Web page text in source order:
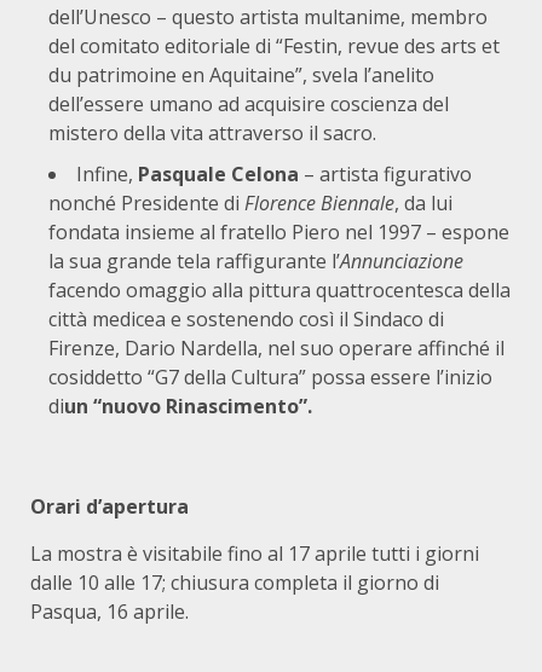
dell’Unesco – questo artista multanime, membro
del comitato editoriale di “Festin, revue des arts et
du patrimoine en Aquitaine”, svela l’anelito
dell’essere umano ad acquisire coscienza del
mistero della vita attraverso il sacro.
Infine, Pasquale Celona – artista figurativo
nonché Presidente di Florence Biennale, da lui
fondata insieme al fratello Piero nel 1997 – espone
la sua grande tela raffigurante l’Annunciazione
facendo omaggio alla pittura quattrocentesca della
città medicea e sostenendo così il Sindaco di
Firenze, Dario Nardella, nel suo operare affinché il
cosiddetto “G7 della Cultura” possa essere l’inizio
diun “nuovo Rinascimento”.
Orari d’apertura
La mostra è visitabile fino al 17 aprile tutti i giorni
dalle 10 alle 17; chiusura completa il giorno di
Pasqua, 16 aprile.